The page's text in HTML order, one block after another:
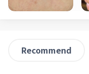
Recommend